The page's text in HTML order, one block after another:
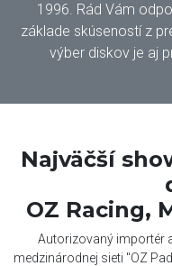
1996. Rád Vám
základe skúseností z
výber diskov je aj
Najväčší
OZ Racing,
Autorizovaný importér
medzinárodnej sieti "OZ